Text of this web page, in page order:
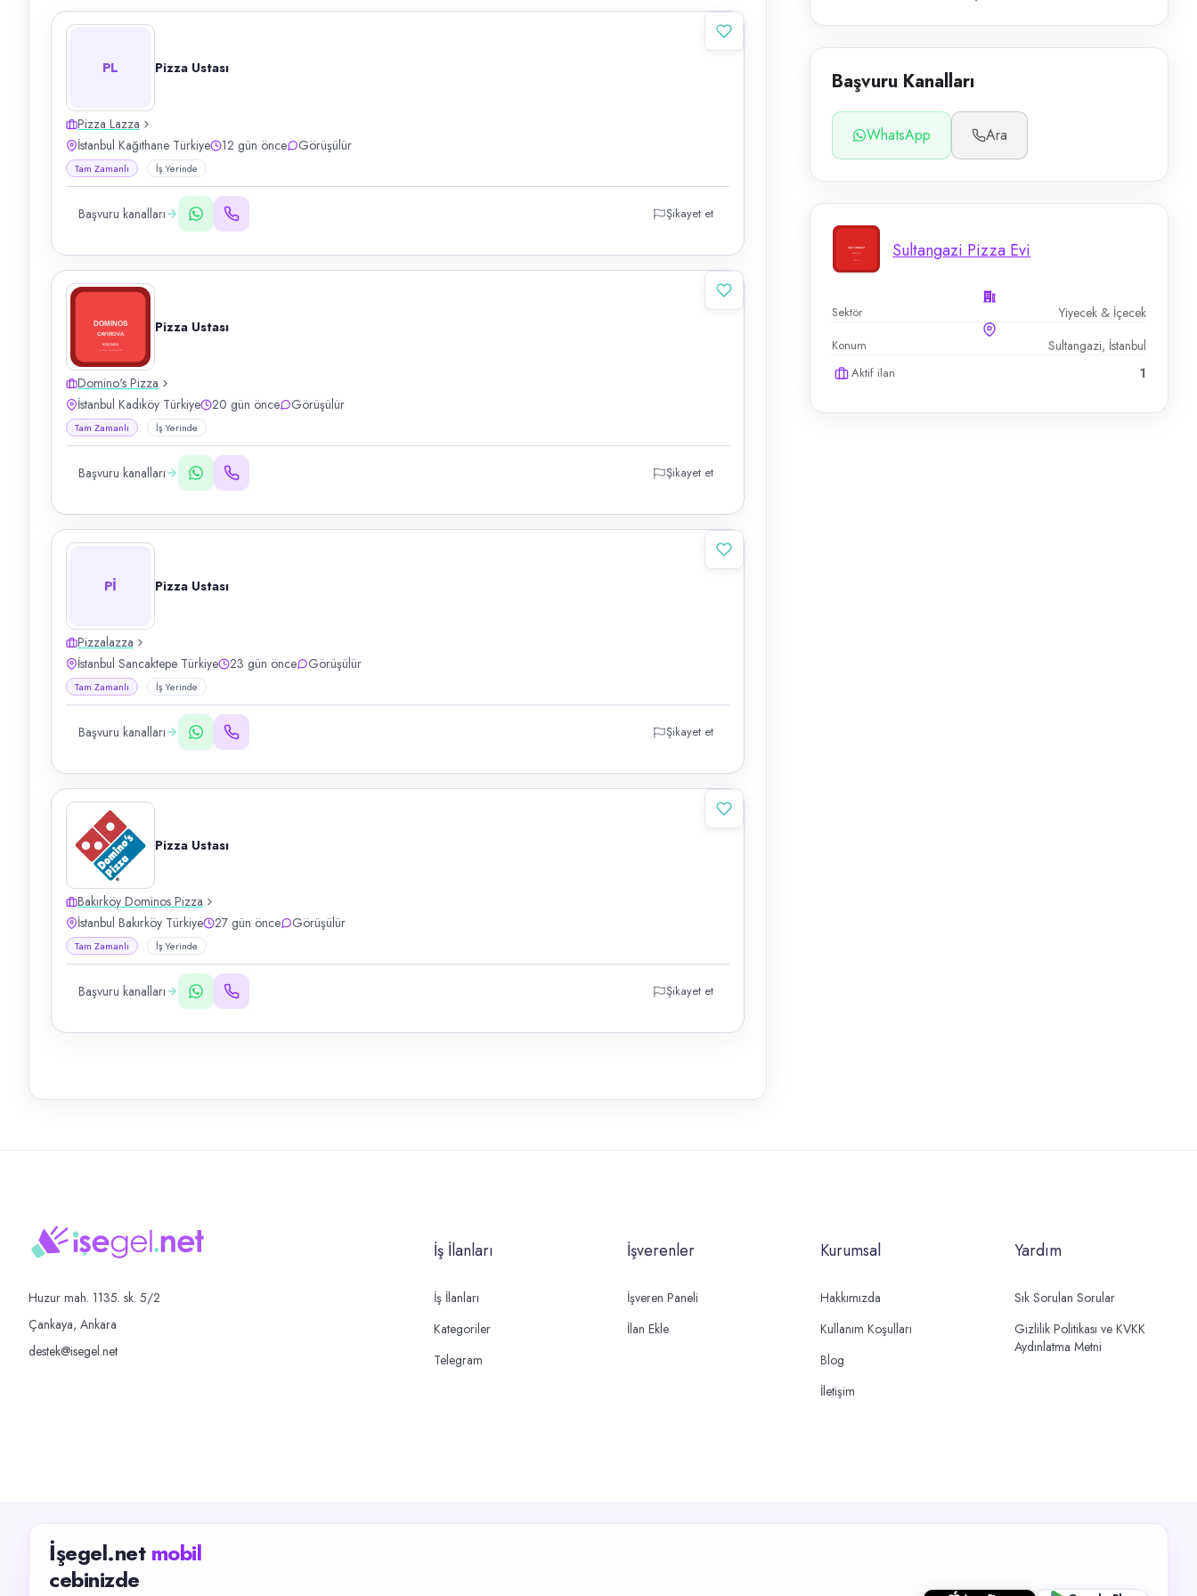
Başvuru Kanalları
WhatsApp Ara
Sultangazi Pizza Evi
Sektör Yiyecek & İçecek
Konum Sultangazi, İstanbul
Aktif ilan 1
PL Pizza Ustası
Pizza Lazza
İstanbul Kağıthane Türkiye
12 gün önce Görüşülür
Tam Zamanlı İş Yerinde
Başvuru kanalları Şikayet et
Pizza Ustası
Domino's Pizza
İstanbul Kadıköy Türkiye
20 gün önce Görüşülür
Tam Zamanlı İş Yerinde
Başvuru kanalları Şikayet et
Pİ Pizza Ustası
Pizzalazza
İstanbul Sancaktepe Türkiye
23 gün önce Görüşülür
Tam Zamanlı İş Yerinde
Başvuru kanalları Şikayet et
Pizza Ustası
Bakırköy Dominos Pizza
İstanbul Bakırköy Türkiye
27 gün önce Görüşülür
Tam Zamanlı İş Yerinde
Başvuru kanalları Şikayet et
Huzur mah. 1135. sk. 5/2
Çankaya, Ankara
destek@isegel.net
İş İlanları
İş İlanları
Kategoriler
Telegram
İşverenler
İşveren Paneli
İlan Ekle
Kurumsal
Hakkımızda
Kullanım Koşulları
Blog
İletişim
Yardım
Sık Sorulan Sorular
Gizlilik Politikası ve KVKK
Aydınlatma Metni
İşegel.net mobil
cebinizde